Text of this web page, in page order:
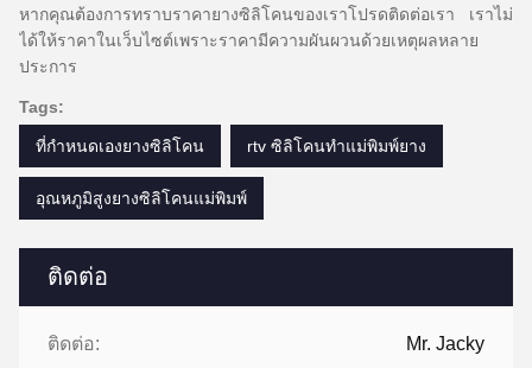
ติดต่อ
ติดต่อ: Mr. Jacky
หากคุณต้องการทราบราคายางซิลิโคนของเราโปรดติดต่อเรา
เราไม่
ได้ให้ราคาในเว็บไซต์เพราะราคามีความผันผวนด้วยเหตุผลหลาย
ประการ
Tags:
ที่กำหนดเองยางซิลิโคน rtv ซิลิโคนทำแม่พิมพ์ยาง
อุณหภูมิสูงยางซิลิโคนแม่พิมพ์